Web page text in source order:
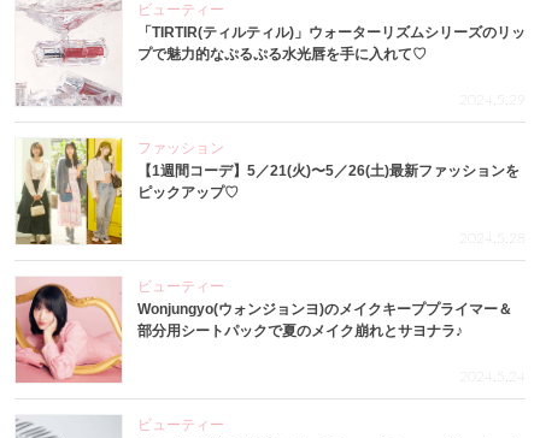
ビューティー
「TIRTIR(ティルティル)」ウォーターリズムシリーズのリッ
プで魅力的なぷるぷる水光唇を手に入れて♡
2024.5.29
ファッション
【1週間コーデ】5／21(火)〜5／26(土)最新ファッションを
ピックアップ♡
2024.5.28
ビューティー
Wonjungyo(ウォンジョンヨ)のメイクキーププライマー＆
部分用シートパックで夏のメイク崩れとサヨナラ♪
2024.5.24
ビューティー